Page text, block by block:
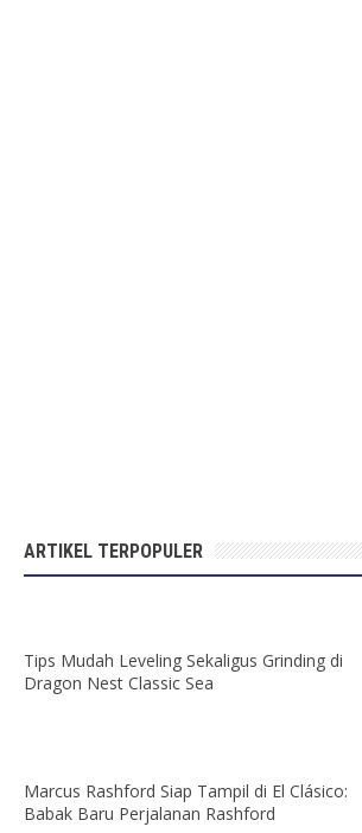
ARTIKEL TERPOPULER
Tips Mudah Leveling Sekaligus Grinding di
Dragon Nest Classic Sea
Marcus Rashford Siap Tampil di El Clásico:
Babak Baru Perjalanan Rashford